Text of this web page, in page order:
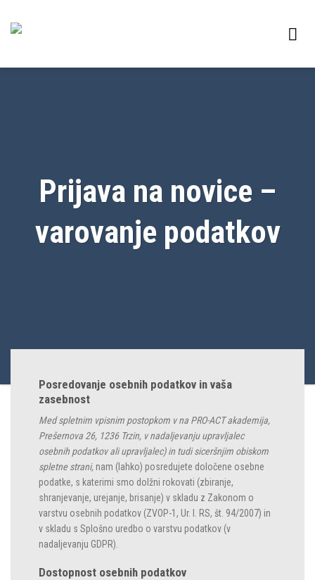
Prijava na novice –
varovanje podatkov
Posredovanje osebnih podatkov in vaša
zasebnost
Med spletnim vpisnim postopkom v na PRO-ACT akademija,
Prešernova 26, 1236 Trzin, v nadaljevanju upravljalec
osebnih podatkov ali upravljalec)in tudi siceršnjim obiskom
spletne strani, nam (lahko) posredujete določene osebne
podatke, s katerimi smo dolžni rokovati (zbiranje,
shranjevanje, urejanje, brisanje) v skladu z Zakonom o
varstvu osebnih podatkov (ZVOP-1, Ur. l. RS, št. 94/2007) in
v skladu s Splošno uredbo o varstvu podatkov (v
nadaljevanju GDPR).
Dostopnost osebnih podatkov